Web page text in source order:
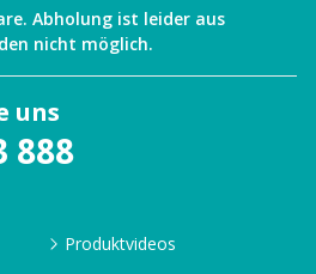
Abholung ist leider aus
nicht möglich.
uns
888
Produktvideos